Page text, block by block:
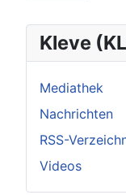
Kleve
Mediathek
Nachrichten
RSS-
Videos